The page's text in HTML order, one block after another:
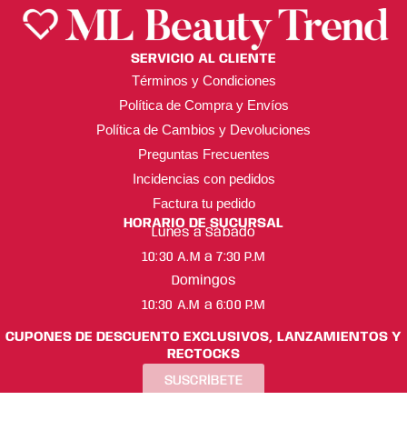
SERVICIO AL CLIENTE
Términos y Condiciones
Política de Compra y Envíos
Política de Cambios y Devoluciones
Preguntas Frecuentes
Incidencias con pedidos
Factura tu pedido
HORARIO DE SUCURSAL
Lunes a Sábado
10:30 A.M a 7:30 P.M
Domingos
10:30 A.M a 6:00 P.M
CUPONES DE DESCUENTO EXCLUSIVOS, LANZAMIENTOS Y
RECTOCKS
SUSCRÍBETE